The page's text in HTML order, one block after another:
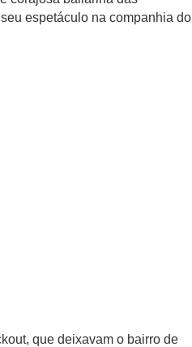
espetáculo na companhia do
que deixavam o bairro de